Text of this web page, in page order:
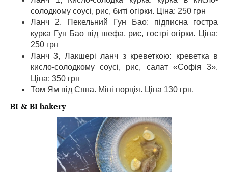
солодкому соусі, рис, биті огірки. Ціна: 250 грн
Ланч 2, Пекельний Гун Бао: підписна гостра
курка Гун Бао від шефа, рис, гострі огірки. Ціна:
250 грн
Ланч 3, Лакшері ланч з креветкою: креветка в
кисло-солодкому соусі, рис, салат «Софія 3».
Ціна: 350 грн
Том Ям від Сяна. Міні порція. Ціна 130 грн.
BI & BI bakery